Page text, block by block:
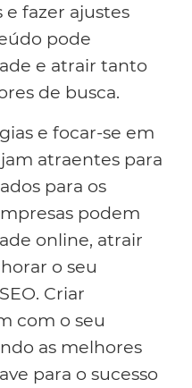
fazer ajustes
pode
e atrair tanto
de busca.
e focar-se em
atraentes para
para os
podem
online, atrair
o seu
Criar
com o seu
as melhores
para o sucesso